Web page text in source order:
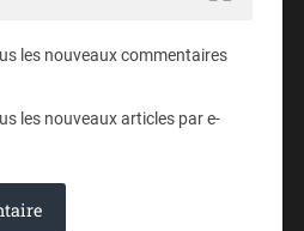
les nouveaux commentaires
les nouveaux articles par e-